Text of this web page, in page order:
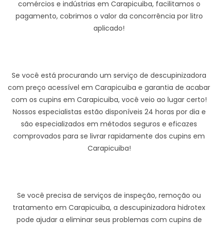
comércios e indústrias em Carapicuiba, facilitamos o
pagamento, cobrimos o valor da concorrência por litro
aplicado!
Se você está procurando um serviço de descupinizadora
com preço acessível em Carapicuiba e garantia de acabar
com os cupins em Carapicuiba, você veio ao lugar certo!
Nossos especialistas estão disponíveis 24 horas por dia e
são especializados em métodos seguros e eficazes
comprovados para se livrar rapidamente dos cupins em
Carapicuiba!
Se você precisa de serviços de inspeção, remoção ou
tratamento em Carapicuiba, a descupinizadora hidrotex
pode ajudar a eliminar seus problemas com cupins de